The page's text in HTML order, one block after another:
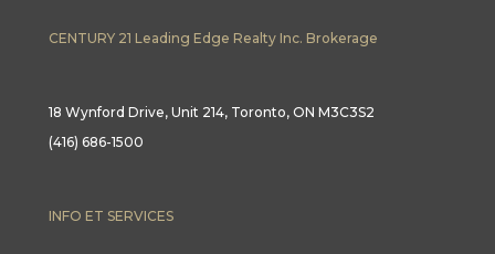
CENTURY 21 Leading Edge Realty Inc. Brokerage
18 Wynford Drive, Unit 214, Toronto, ON M3C3S2
(416) 686-1500
INFO ET SERVICES